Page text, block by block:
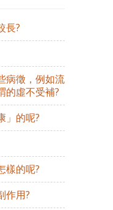
長?
病徵，例如流
的虛不受補?
」的呢?
樣的呢?
作用?